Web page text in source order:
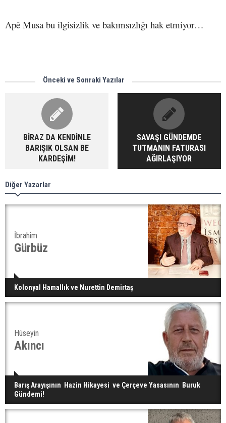
Apê Musa bu ilgisizlik ve bakımsızlığı hak etmiyor…
Önceki ve Sonraki Yazılar
BİRAZ DA KENDİNLE
BARIŞIK OLSAN BE
KARDEŞİM!
SAVAŞI GÜNDEMDE
TUTMANIN FATURASI
AĞIRLAŞIYOR
Diğer Yazarlar
İbrahim
Gürbüz
Kolonyal Hamallık ve Nurettin Demirtaş
Hüseyin
Akıncı
Barış Arayışının Hazin Hikayesi ve Çerçeve Yasasının Buruk
Gündemi!